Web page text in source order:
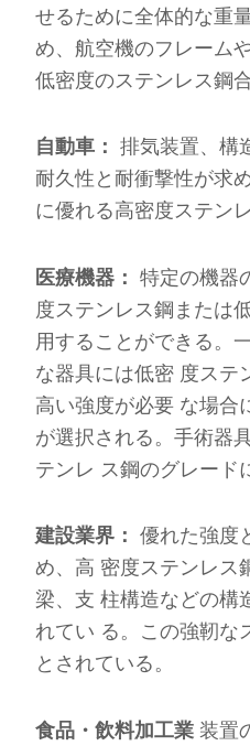
せるために全体的な重
め、航空機のフレーム
低密度のステンレス鋼
自動車：排気装置、構
耐久性と耐衝撃性が求
に優れる高密度ステン
医療機器： 特定の機器
度ステンレス鋼または
用することができる。
な器具には低密 度ステ
高い強度が必要 な場合
が選択される。手術器
テンレ ス鋼のグレード
建設業界：優れた強度
め、高 密度ステンレス
梁、支 柱構造などの構
れてい る。この強靭な
とされている。
食品・飲料加工業装置